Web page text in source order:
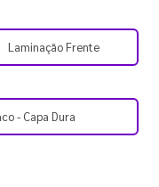
Laminação Frente
- Capa Dura